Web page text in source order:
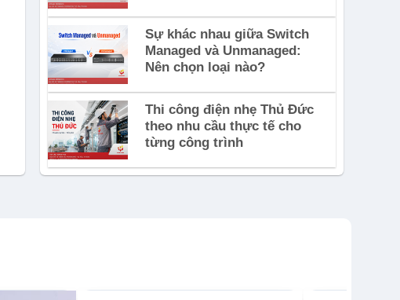
Sự khác nhau giữa Switch
Managed và Unmanaged:
Nên chọn loại nào?
Thi công điện nhẹ Thủ Đức
theo nhu cầu thực tế cho
từng công trình